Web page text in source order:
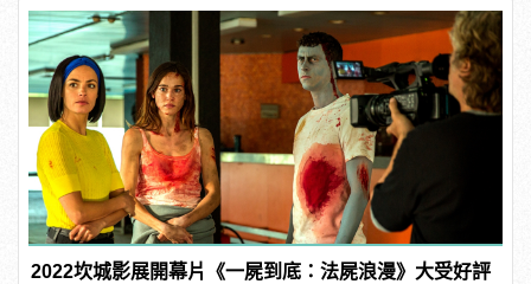
2022坎城影展開幕片《一屍到底：法屍浪漫》大受好評